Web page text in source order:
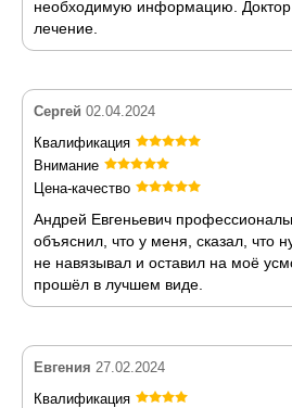
необходимую информацию.
лечение.
Сергей 02.04.2024
Квалификация
Внимание
Цена-качество
Андрей Евгеньевич
объяснил, что у меня, сказал, что
не навязывал и оставил на моё
прошёл в лучшем виде.
Евгения 27.02.2024
Квалификация